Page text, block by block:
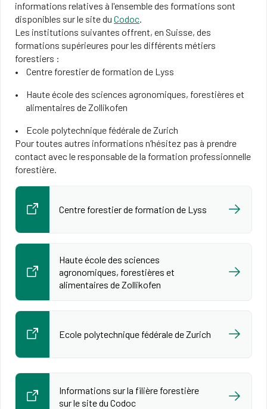
informations relatives à l'ensemble des formations sont
disponibles sur le site du Codoc
Les institutions suivantes offrent, en Suisse, des
formations supérieures pour les différents métiers
forestiers :
Centre forestier de formation de Lyss
Haute école des sciences agronomiques, forestières et
alimentaires de Zollikofen
Ecole polytechnique fédérale de Zurich
Pour toutes autres informations n’hésitez pas à prendre
contact avec le responsable de la formation professionnelle
forestière.
Centre forestier de formation de Lyss
Haute école des sciences
agronomiques, forestières et
alimentaires de Zollikofen
Ecole polytechnique fédérale de Zurich
Informations sur la filière forestière
sur le site du Codoc